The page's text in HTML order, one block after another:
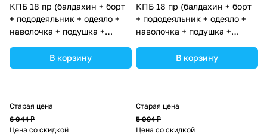
КПБ 18 пр (балдахин + борт
+ пододеяльник + одеяло +
наволочка + подушка +
(№1128-2-1) цвета в
ассортименте.
В корзину
КПБ 18 пр (балдахин + борт
+ пододеяльник + одеяло +
наволочка + подушка +
(№1128-2-1_03) цвета в
ассортименте.
В корзину
Старая цена
6 044 ₽
Цена со скидкой
Старая цена
5 094 ₽
Цена со скидкой